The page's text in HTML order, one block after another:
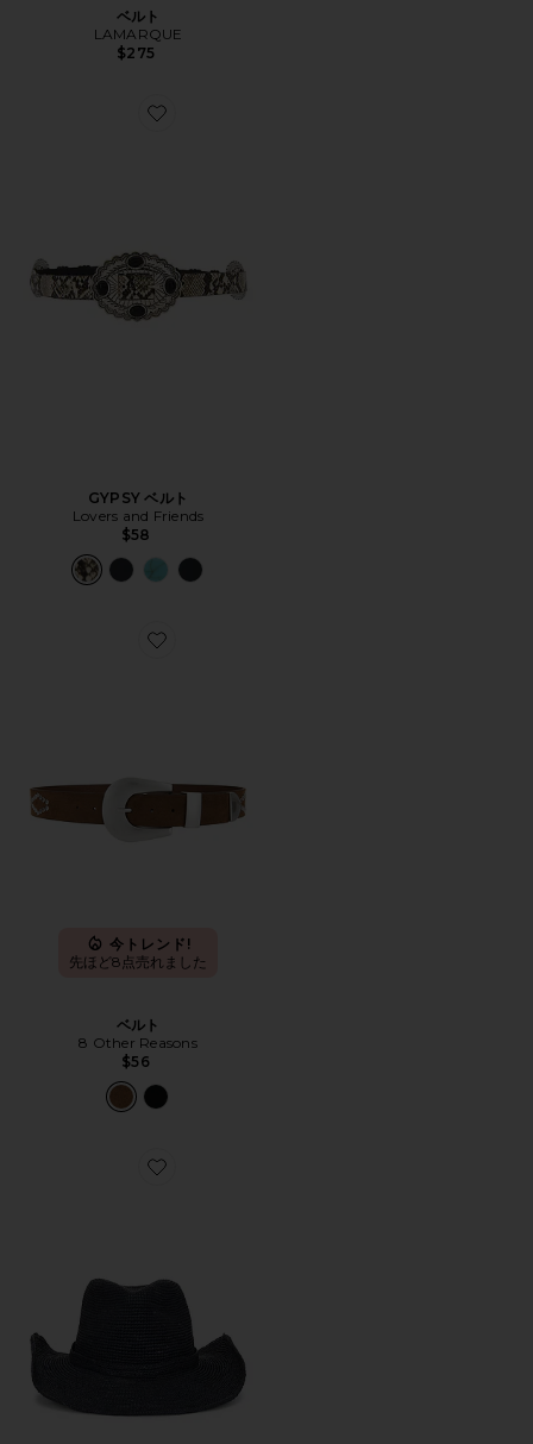
ベルト
LAMARQUE
$275
Favorite GYPSY ベルト
GYPSY ベルト
Lovers and Friends
$58
Favorite ベルト
今トレンド!
先ほど8点売れました
ベルト
8 Other Reasons
$56
Favorite SACHA カウボーイハット